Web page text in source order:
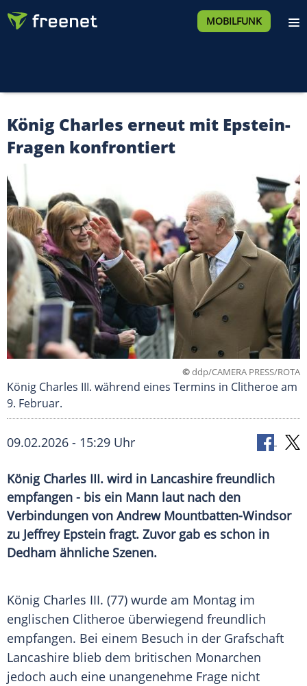
MOBILFUNK
König Charles erneut mit Epstein-
Fragen konfrontiert
©ddp/CAMERA PRESS/ROTA
König Charles III. während eines Termins in Clitheroe am
9. Februar.
09.02.2026 - 15:29 Uhr
König Charles III. wird in Lancashire freundlich
empfangen - bis ein Mann laut nach den
Verbindungen von Andrew Mountbatten-Windsor
zu Jeffrey Epstein fragt. Zuvor gab es schon in
Dedham ähnliche Szenen.
König Charles III. (77) wurde am Montag im
englischen Clitheroe überwiegend freundlich
empfangen. Bei einem Besuch in der Grafschaft
Lancashire blieb dem britischen Monarchen
jedoch auch eine unangenehme Frage nicht